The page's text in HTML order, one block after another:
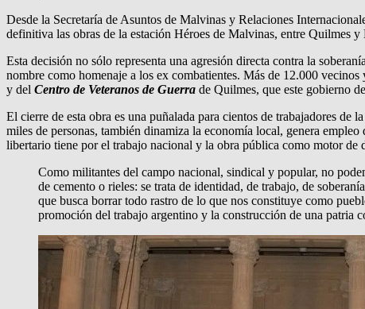
Desde la Secretaría de Asuntos de Malvinas y Relaciones
definitiva las obras de la estación Héroes de Malvinas, entre Quilmes
Esta decisión no sólo representa una agresión directa contra la
nombre como homenaje a los ex combatientes. Más de 12.000
y del Centro de Veteranos de Guerra de Quilmes, que este gobierno
El cierre de esta obra es una puñalada para cientos de trabajadores
miles de personas, también dinamiza la economía local, genera
libertario tiene por el trabajo nacional y la obra pública como motor de
Como militantes del campo nacional, sindical y popular, no
de cemento o rieles: se trata de identidad, de trabajo, de
que busca borrar todo rastro de lo que nos constituye como
promoción del trabajo argentino y la construcción de una patria